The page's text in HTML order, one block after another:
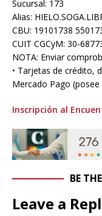
Sucursal: 173
Alias:
CBU: 19101738
CUIT CGCyM: 30-
NOTA: Enviar
• Tarjetas de crédito,
Mercado Pago
Inscripción al
BE
Leave a